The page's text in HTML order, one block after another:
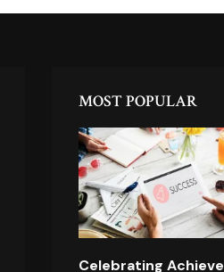
MOST POPULAR
Celebrating